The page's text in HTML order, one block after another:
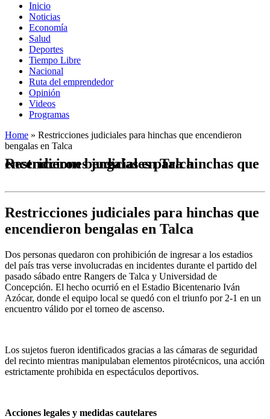
Inicio
Noticias
Economía
Salud
Deportes
Tiempo Libre
Nacional
Ruta del emprendedor
Opinión
Videos
Programas
Home » Restricciones judiciales para hinchas que encendieron
bengalas en Talca
Restricciones judiciales para hinchas que encendieron bengalas en Talca
Restricciones judiciales para hinchas que
encendieron bengalas en Talca
Dos personas quedaron con prohibición de ingresar a los estadios
del país tras verse involucradas en incidentes durante el partido del
pasado sábado entre Rangers de Talca y Universidad de
Concepción. El hecho ocurrió en el Estadio Bicentenario Iván
Azócar, donde el equipo local se quedó con el triunfo por 2-1 en un
encuentro válido por el torneo de ascenso.
Los sujetos fueron identificados gracias a las cámaras de seguridad
del recinto mientras manipulaban elementos pirotécnicos, una acción
estrictamente prohibida en espectáculos deportivos.
Acciones legales y medidas cautelares